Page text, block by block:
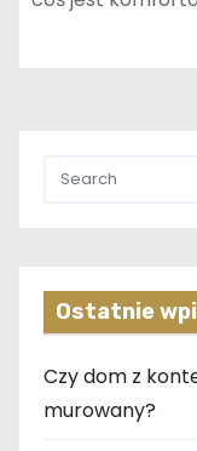
Ostatnie
Czy dom z
murowany?